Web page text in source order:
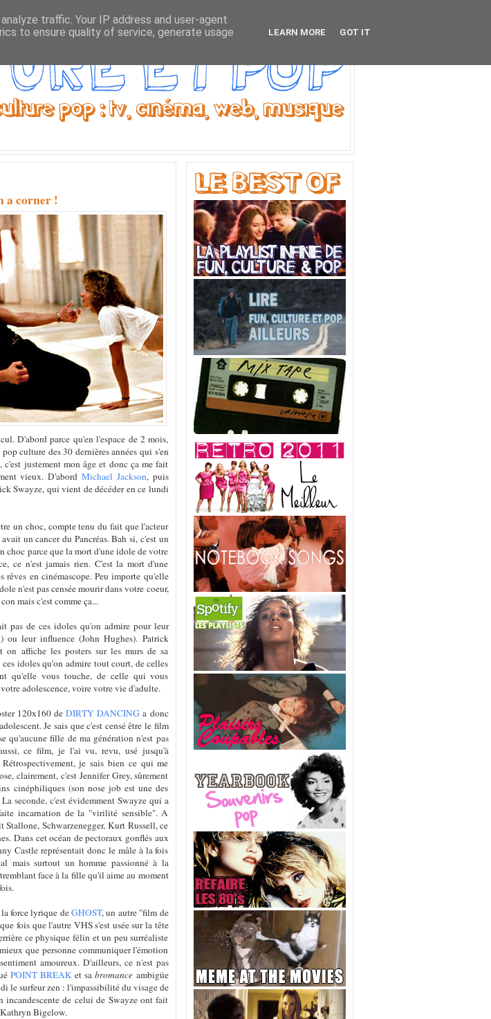
a corner !
D'abord parce qu'en l'espace de 2 mois,
culture des 30 dernières années qui s'en
c'est justement mon âge et donc ça me fait
vieux. D'abord Michael Jackson, puis
Swayze, qui vient de décéder en ce lundi
un choc, compte tenu du fait que l'acteur
un cancer du Pancréas. Bah si, c'est un
choc parce que la mort d'une idole de votre
ce n'est jamais rien. C'est la mort d'une
en cinémascope. Peu importe qu'elle
n'est pas censée mourir dans votre coeur,
mais c'est comme ça...
pas de ces idoles qu'on admire pour leur
ou leur influence (John Hughes). Patrick
on affiche les posters sur les murs de sa
idoles qu'on admire tout court, de celles
qu'elle vous touche, de celle qui vous
adolescence, voire votre vie d'adulte.
120x160 deDIRTY DANCING a donc
Je sais que c'est censé être le film
qu'aucune fille de ma génération n'est pas
ce film, je l'ai vu, revu, usé jusqu'à
je sais bien ce qui me
clairement, c'est Jennifer Grey, sûrement
cinéphiliques (son nose job est une des
seconde, c'est évidemment Swayze qui a
incarnation de la "virilité sensible". A
Stallone, Schwarzenegger, Kurt Russell, ce
Dans cet océan de pectoraux gonflés aux
Castle représentait donc le mâle à la fois
mais surtout un homme passionné à la
face à la fille qu'il aime au moment
la force lyrique deGHOST, un autre "film de
fois que l'autre VHS s'est usée sur la tête
ce physique félin et un peu surréaliste
que personne communiquer l'émotion
amoureux. D'ailleurs, ce n'est pas
POINT BREAK et sabromance ambigüe
le surfeur zen : l'impassibilité du visage de
incandescente de celui de Swayze ont fait
Bigelow.
traffic. Your IP address and user-agent
to ensure quality of service, generate usage
LEARN MORE GOT IT